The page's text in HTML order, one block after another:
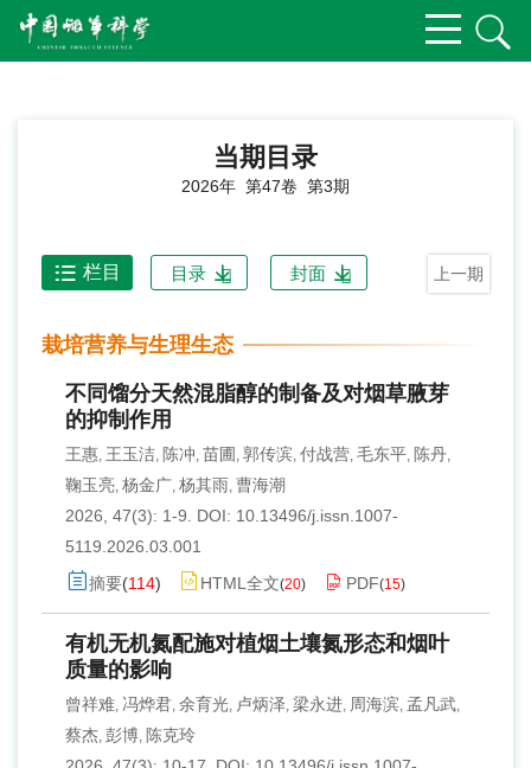
当期目录
2026年 第47卷 第3期
上一期
栏目 目录 封面
栽培营养与生理生态
不同馏分天然混脂醇的制备及对烟草腋芽
的抑制作用
王惠, 王玉洁, 陈冲, 苗圃 , 郭传滨, 付战营, 毛东平, 陈丹,
鞠玉亮, 杨金广, 杨其雨, 曹海潮
2026, 47(3): 1-9.
DOI: 10.13496/j.issn.1007-
5119.2026.03.001
摘要(114) HTML全文(20) PDF(15)
有机无机氮配施对植烟土壤氮形态和烟叶
质量的影响
曾祥难, 冯烨君, 余育光, 卢炳泽, 梁永进, 周海滨, 孟凡武,
蔡杰, 彭博, 陈克玲